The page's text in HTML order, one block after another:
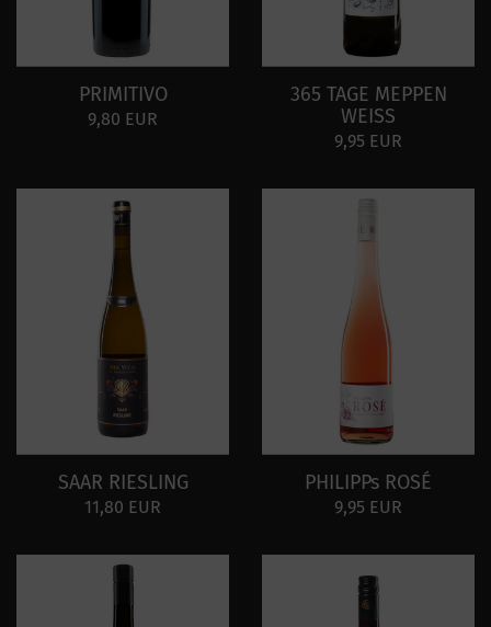
PRIMITIVO
9,80 EUR
365 TAGE MEPPEN
WEISS
9,95 EUR
SAAR RIESLING
11,80 EUR
PHILIPPs ROSÉ
9,95 EUR